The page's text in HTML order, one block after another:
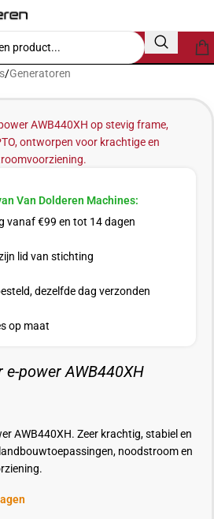
/Generatoren
Van Dolderen Machines:
vanaf €99 en tot 14 dagen
lid van stichting
dezelfde dag verzonden
op maat
power AWB440XH
AWB440XH. Zeer krachtig, stabiel en
noodstroom en